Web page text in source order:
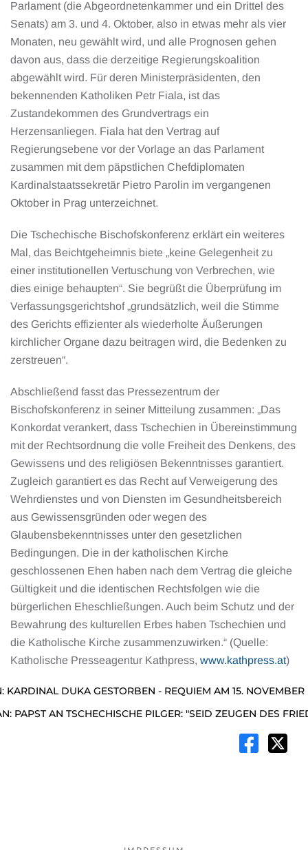
Parlament (die Abgeordnetenkammer und ein Drittel des
Senats) am 3. und 4. Oktober, also in etwas mehr als vier
Monaten, neu gewählt wird, und alle Prognosen gehen
davon aus, dass die derzeitige Regierungskoalition
abgewählt wird. Für deren Ministerpräsidenten, den
bekennenden Katholiken Petr Fiala, ist das
Zustandekommen des Grundvertrags ein
Herzensanliegen. Fiala hat den Vertrag auf
Regierungsebene vor der Vorlage an das Parlament
zusammen mit dem päpstlichen Chefdiplomaten
Kardinalstaatssekretär Pietro Parolin im vergangenen
Oktober in Prag unterzeichnet.
Die Tschechische Bischofskonferenz erklärt ein weiteres
Mal, das Beichtgeheimnis biete „keine Gelegenheit zu
einer institutionellen Vertuschung von Verbrechen, wie
dies einige behaupten“. Sie begrüßt die Überprüfung im
Verfassungsgerichtshof „grundsätzlich, weil die Stimme
des Gerichts effizienter als wiederholte Äußerungen
kirchlicher Organe dazu beitragen wird, die Bedenken zu
zerstreuen“.
Abschließend fasst das Pressezentrum der
Bischofskonferenz in seiner Mitteilung zusammen: „Das
Konkordat verankert, dass Tschechien in Übereinstimmung
mit der Rechtsordnung die volle Freiheit des Denkens, des
Gewissens und des religiösen Bekenntnisses garantiert.
Zugleich garantiert es das Recht auf Verweigerung des
Wehrdienstes und von Diensten im Gesundheitsbereich
aus Gewissensgründen oder wegen des
Glaubensbekenntnisses unter den gesetzlichen
Bedingungen. Die in der katholischen Kirche
geschlossenen Ehen haben nach dem Vertrag die gleiche
Gültigkeit und die identischen Rechtsfolgen wie die
bürgerlichen Eheschließungen. Auch beim Schutz und der
Bewahrung des kulturellen Erbes haben Tschechien und
die Katholische Kirche zusammenzuwirken.“ (Quelle:
Katholische Presseagentur Kathpress, www.kathpress.at)
KARDINAL DUKA GESTORBEN - REQUIEM AM 15.
PAPST AN TSCHECHISCHE PILGER: "SEID ZEUGEN DES